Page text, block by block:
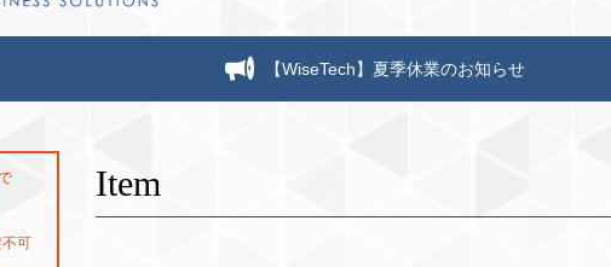
【WiseTech】夏季休業のお知らせ
Item
可